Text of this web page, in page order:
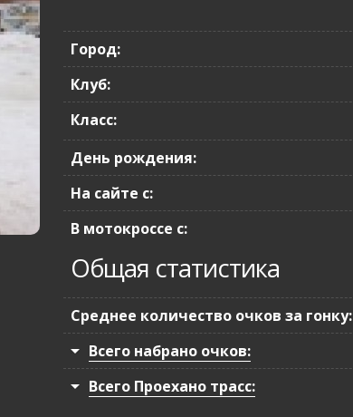
Город:
Клуб:
Класс:
День рождения:
На сайте с:
В мотокроссе с:
Общая статистика
Среднее количество очков за гонку:
Всего набрано очков:
Всего Проехано трасс: